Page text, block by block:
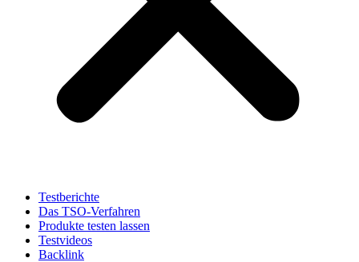
Testberichte
Das TSO-Verfahren
Produkte testen lassen
Testvideos
Backlink